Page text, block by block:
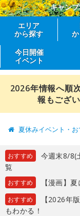
キャン
エリア
から探す
今日開催
イベント
2026年情報へ順
報もござ
夏休みイベント・
おすすめ
今週末8/8(
覧
おすすめ 【漫画】
おすすめ
【2026年
もわかる！